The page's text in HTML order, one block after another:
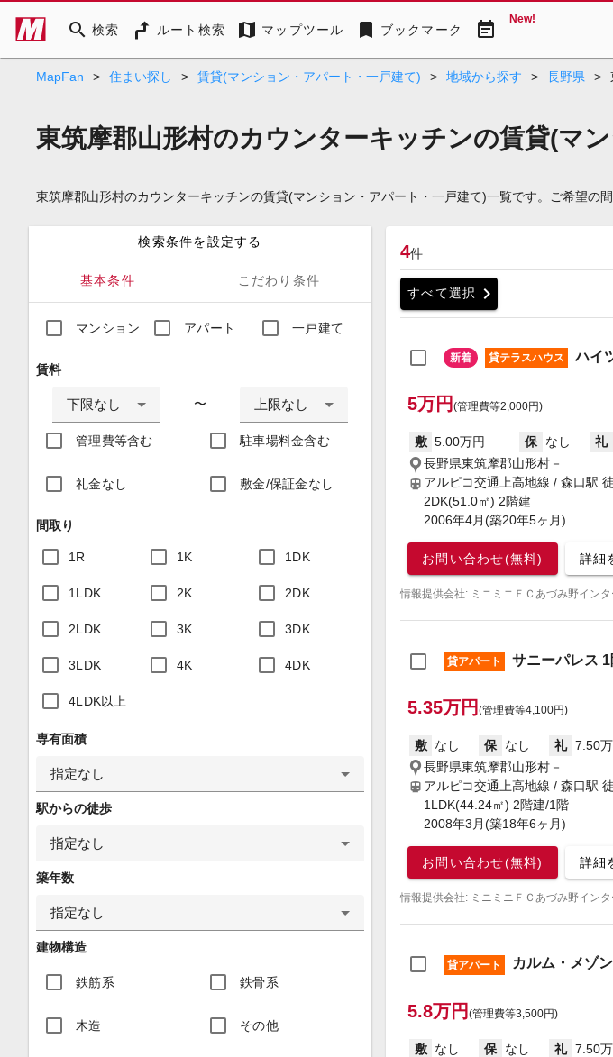
search 検索 ルート検索 map マップツール bookmark ブックマーク event_note New!
MapFan > 住まい探し > 賃貸(マンション・アパート・一戸建て) > 地域から探す > 長野県 >
東筑摩郡山形村のカウンターキッチンの賃貸(マ
東筑摩郡山形村のカウンターキッチンの賃貸(マンション・アパート・一戸建て)一覧です。ご希望の
検索条件を設定する
基本条件 こだわり条件
マンション アパート 一戸建て
賃料
下限なし 〜 上限なし
管理費等含む 駐車場料金含む
礼金なし 敷金/保証金なし
間取り
1R 1K 1DK
1LDK 2K 2DK
2LDK 3K 3DK
3LDK 4K 4DK
4LDK以上
専有面積
指定なし
駅からの徒歩
指定なし
築年数
指定なし
建物構造
鉄筋系 鉄骨系
木造 その他
4件
すべて選択 chevron_right
新着 貸テラスハウス ハイ
5万円 (管理費等2,000円)
敷 5.00万円 保 なし 礼
長野県東筑摩郡山形村－
アルピコ交通上高地線 / 森口駅
2DK(51.0㎡) 2階建
2006年4月(築20年5ヶ月)
お問い合わせ(無料) 詳細
情報提供会社: ミニミニＦＣあづみ野イン
貸アパート サニーパレス
5.35万円 (管理費等4,100円)
敷 なし 保 なし 礼 7.50
長野県東筑摩郡山形村－
アルピコ交通上高地線 / 森口駅
1LDK(44.24㎡) 2階建/1階
2008年3月(築18年6ヶ月)
お問い合わせ(無料) 詳細
情報提供会社: ミニミニＦＣあづみ野イン
貸アパート カルム・メゾ
5.8万円 (管理費等3,500円)
敷 なし 保 なし 礼 7.50